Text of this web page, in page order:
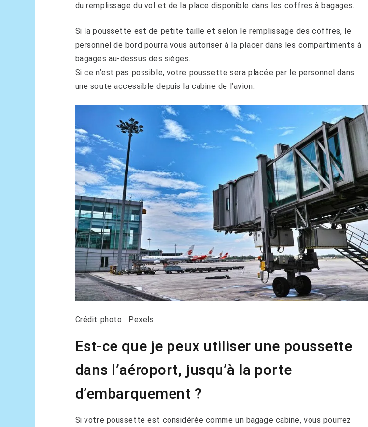
du remplissage du vol et de la place disponible dans les coffres à bagages.
Si la poussette est de petite taille et selon le remplissage des coffres, le
personnel de bord pourra vous autoriser à la placer dans les compartiments à
bagages au-dessus des sièges.
Si ce n’est pas possible, votre poussette sera placée par le personnel dans
une soute accessible depuis la cabine de l’avion.
Crédit photo : Pexels
Est-ce que je peux utiliser une poussette
dans l’aéroport, jusqu’à la porte
d’embarquement ?
Si votre poussette est considérée comme un bagage cabine, vous pourrez